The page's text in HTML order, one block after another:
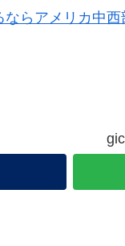
らアメリカ中西